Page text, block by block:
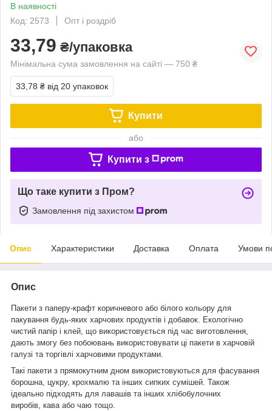
В наявності
Код: 2573
Опт і роздріб
33,79 ₴/упаковка
Мінімальна сума замовлення на сайті — 750 ₴
33,78 ₴ від 20 упаковок
Купити
або
Купити з
Що таке купити з Пром?
Замовлення під захистом
Опис Характеристики Доставка Оплата Умови
Опис
Пакети з паперу-крафт коричневого або білого кольору для
пакування будь-яких харчових продуктів і добавок.
Екологічно
чистий папір і клей, що використовується під час виготовлення,
дають змогу без побоювань використовувати ці пакети в харчовій
галузі та торгівлі харчовими продуктами.
Такі пакети з прямокутним дном використовуються для фасування
борошна, цукру, крохмалю та інших сипких сумішей. Також
ідеально підходять для лавашів та інших хлібобулочних
виробів, кава або чаю тощо.